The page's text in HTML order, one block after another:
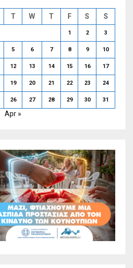
T W T F S S
1 2 3
5 6 7 8 9 10
12 13 14 15 16 17
19 20 21 22 23 24
26 27 28 29 30 31
Apr »